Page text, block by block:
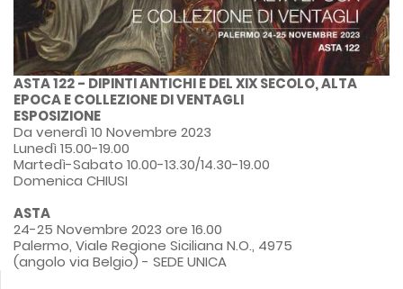
ASTA 122 - DIPINTI ANTICHI E DEL XIX SECOLO, ALTA
EPOCA E COLLEZIONE DI VENTAGLI
ESPOSIZIONE
Da venerdì 10 Novembre 2023
Lunedì 15.00-19.00
Martedì-Sabato 10.00-13.30/14.30-19.00
Domenica CHIUSI
ASTA
24-25 Novembre 2023 ore 16.00
Palermo, Viale Regione Siciliana N.O., 4975
(angolo via Belgio) - SEDE UNICA